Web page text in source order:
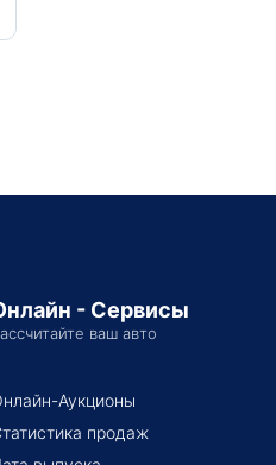
- Сервисы
ваш авто
Аукционы
продаж